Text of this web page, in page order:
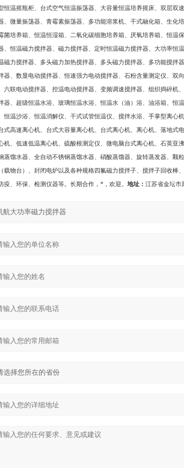
恒温摇瓶柜、台式空气恒温振荡器、大容量恒温培养摇床、双层双
、微量振荡器、青霉素振荡器、多功能溶浆机、干式融化箱、生
菌培养箱、恒温恒湿箱、二氧化碳细胞培养箱、厌氧培养箱、恒温
、恒温磁力搅拌器、磁力搅拌器、定时恒温磁力搅拌器、大功率恒
磁力搅拌器、多头磁力加热搅拌器、多头磁力搅拌器、多功能搅
器、数显电动搅拌器、恒速强力电动搅拌器、石粉含量测定仪、双
六联电动搅拌器、控温电动搅拌器、变频调速搅拌器、组织捣碎机
器、超级恒温水浴、玻璃恒温水浴、恒温水（油）浴、油浴箱、恒
恒温沙浴、恒温消解仪、干式试管恒温仪、搅拌水浴、手掌型离
式高速离心机、台式大容量离心机、台式离心机、离心机、落地式
机、低速低温离心机、硫酸根测定仪、微电脑台式离心机、石英
蒸馏水器、全自动不锈钢蒸馏水器、硝酸蒸馏器、旋转蒸发器、颗
载物台）、封闭电炉以及各种规格四氟磁力搅拌子、搅拌子回收棒
疫、环保、检测仪器等。长期合作，*，欢迎。 地址： 江苏省金坛市